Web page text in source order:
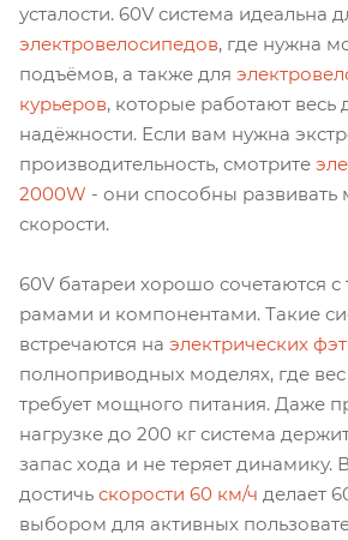
усталости. 60V система идеальна
электровелосипедов, где нужна
подъёмов, а также для
курьеров, которые работают весь
надёжности. Если вам нужна
производительность, смотрите
2000W - они способны
скорости.
60V батареи хорошо сочетаются
рамами и компонентами. Такие
встречаются на электрических
полноприводных моделях, где
требует мощного питания. Даже
нагрузке до 200 кг система
запас хода и не теряет динамику.
достичь скорости 60 км/ч делает
выбором для активных